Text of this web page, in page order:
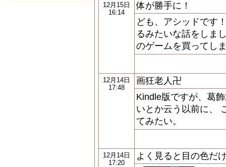
12月15日
16:14
体が勝手に！
ども、アシッドです
るみたいな話をしま
のゲームを買ってし
12月14日
17:48
画狂老人卍
Kindle版ですが、葛
いとか云う以前に、
てみたい。
12月14日
17:20
よく見ると目の色だ